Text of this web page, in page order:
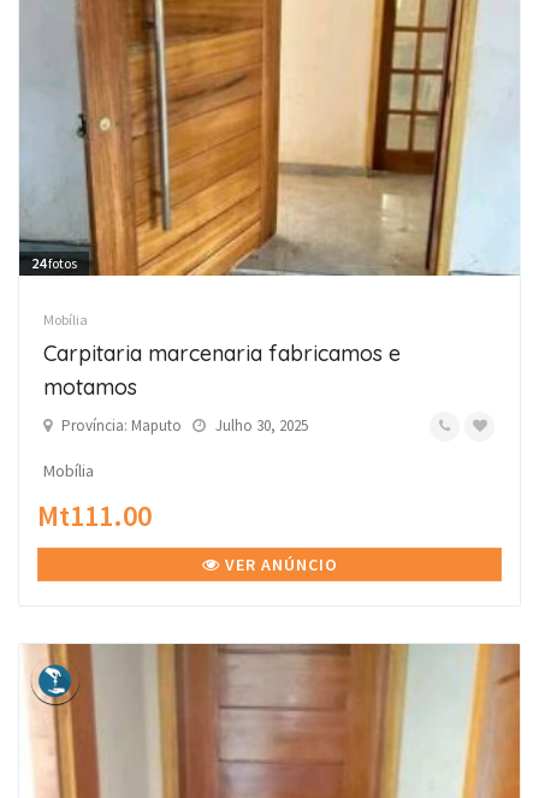
24fotos
Mobília
Carpitaria marcenaria fabricamos e
motamos
Província: Maputo Julho 30, 2025
Mobília
Mt111.00
VER ANÚNCIO